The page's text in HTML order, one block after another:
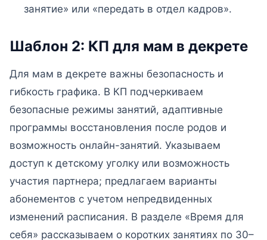
занятие» или «передать в отдел кадров».
Шаблон 2: КП для мам в декрете
Для мам в декрете важны безопасность и
гибкость графика. В КП подчеркиваем
безопасные режимы занятий, адаптивные
программы восстановления после родов и
возможность онлайн-занятий. Указываем
доступ к детскому уголку или возможность
участия партнера; предлагаем варианты
абонементов с учетом непредвиденных
изменений расписания. В разделе «Время для
себя» рассказываем о коротких занятиях по 30–